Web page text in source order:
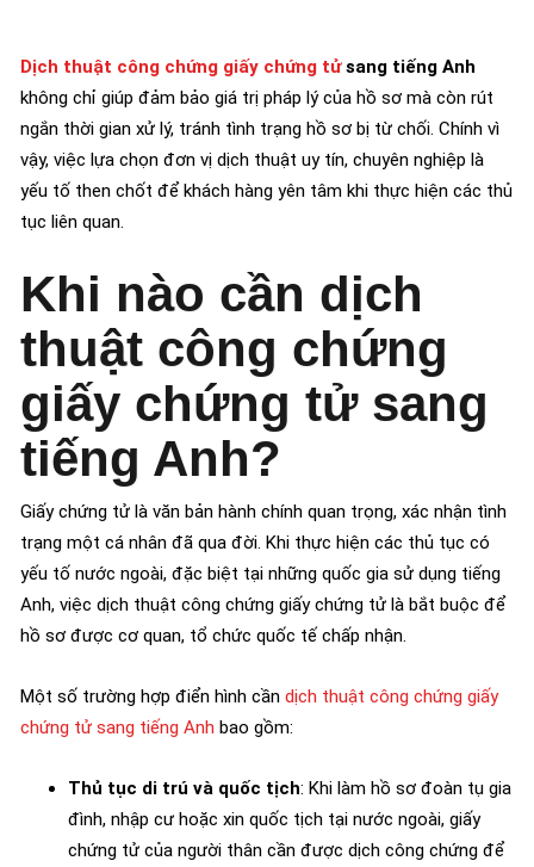
Dịch thuật công chứng giấy chứng tửsang tiếng Anh
không chỉ giúp đảm bảo giá trị pháp lý của hồ sơ mà còn rút
ngắn thời gian xử lý, tránh tình trạng hồ sơ bị từ chối. Chính vì
vậy, việc lựa chọn đơn vị dịch thuật uy tín, chuyên nghiệp là
yếu tố then chốt để khách hàng yên tâm khi thực hiện các thủ
tục liên quan.
Khi nào cần dịch
thuật công chứng
giấy chứng tử sang
tiếng Anh?
Giấy chứng tử là văn bản hành chính quan trọng, xác nhận tình
trạng một cá nhân đã qua đời. Khi thực hiện các thủ tục có
yếu tố nước ngoài, đặc biệt tại những quốc gia sử dụng tiếng
Anh, việc dịch thuật công chứng giấy chứng tử là bắt buộc để
hồ sơ được cơ quan, tổ chức quốc tế chấp nhận.
Một số trường hợp điển hình cần dịch thuật công chứng giấy
chứng tử sang tiếng Anh bao gồm:
Thủ tục di trú và quốc tịch: Khi làm hồ sơ đoàn tụ gia
đình, nhập cư hoặc xin quốc tịch tại nước ngoài, giấy
chứng tử của người thân cần được dịch công chứng để